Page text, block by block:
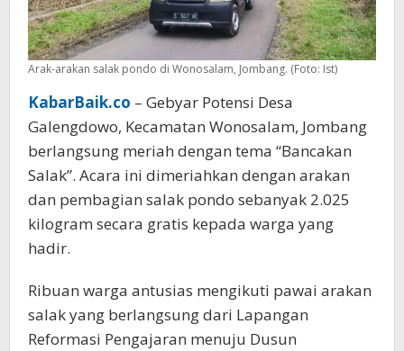
Arak-arakan salak pondo di Wonosalam, Jombang. (Foto: Ist)
KabarBaik.co – Gebyar Potensi Desa
Galengdowo, Kecamatan Wonosalam, Jombang
berlangsung meriah dengan tema “Bancakan
Salak”. Acara ini dimeriahkan dengan arakan
dan pembagian salak pondo sebanyak 2.025
kilogram secara gratis kepada warga yang
hadir.
Ribuan warga antusias mengikuti pawai arakan
salak yang berlangsung dari Lapangan
Reformasi Pengajaran menuju Dusun